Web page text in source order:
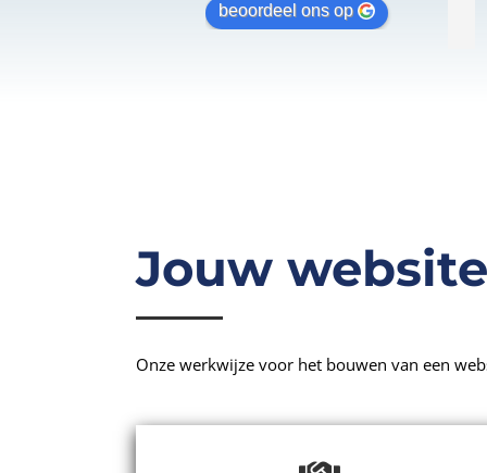
beoordeel ons op
ondersteuning en ook snelle
reactie bij hulpvraag.
Jouw
Onze werkwijze voor het bouwen van een